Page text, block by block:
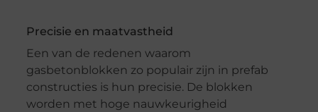
Precisie en maatvastheid
Een van de redenen waarom
gasbetonblokken zo populair zijn in prefab
constructies is hun precisie. De blokken
worden met hoge nauwkeurigheid